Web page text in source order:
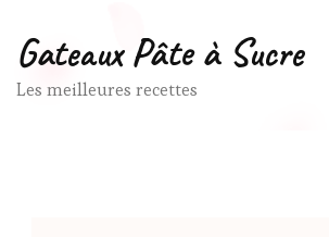
Gateaux Pâte à Sucre
Les meilleures recettes